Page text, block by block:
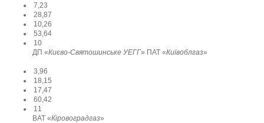
7,23
28,87
10,26
53,64
10
ДП «Києво-Святошинське УЕГГ» ПАТ «Київоблгаз»
3,96
18,15
17,47
60,42
11
ВАТ «Кіровоградгаз»